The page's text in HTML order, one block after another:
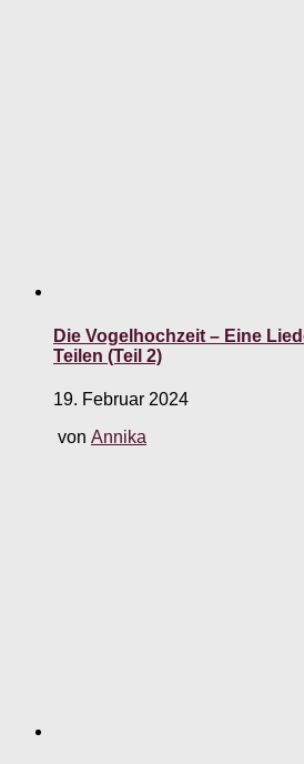
Die Vogelhochzeit – Eine
Teilen (Teil 2)
19. Februar 2024
von Annika